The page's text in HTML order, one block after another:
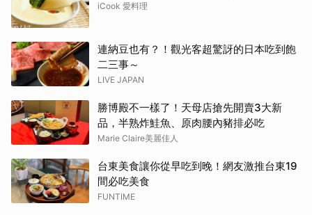
iCook 愛料理
連納豆也有？！觀光客超驚訝的日本吃到飽
二三事～
LIVE JAPAN
勝博殿不一樣了！天母店搶先開賣3大新
品，半熟炸鮭魚、原肉腰內豬排必吃
Marie Claire美麗佳人
台東美食讓你從早吃到晚！網友激推台東19
間必吃美食
FUNTIME